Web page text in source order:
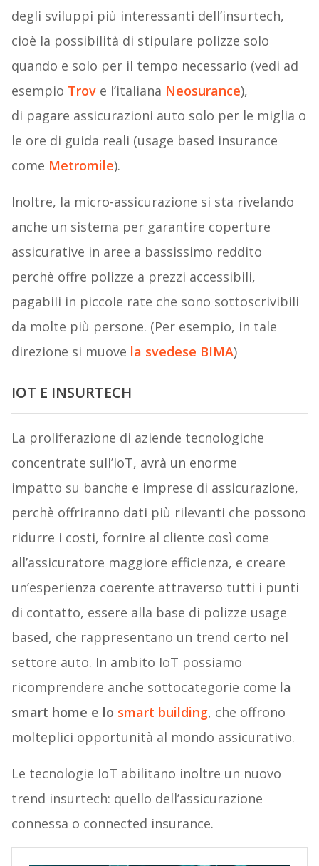
degli sviluppi più interessanti dell’insurtech,
cioè la possibilità di stipulare polizze solo
quando e solo per il tempo necessario (vedi ad
esempio Trove l’italiana Neosurance),
di pagare assicurazioni auto solo per le miglia o
le ore di guida reali (usage based insurance
come Metromile).
Inoltre, la micro-assicurazione si sta rivelando
anche un sistema per garantire coperture
assicurative in aree a bassissimo reddito
perchè offre polizze a prezzi accessibili,
pagabili in piccole rate che sono sottoscrivibili
da molte più persone. (Per esempio, in tale
direzione si muove la svedese BIMA)
IOT E INSURTECH
La proliferazione di aziende tecnologiche
concentrate sull’IoT, avrà un enorme
impatto su banche e imprese di assicurazione,
perchè offriranno dati più rilevanti che possono
ridurre i costi, fornire al cliente così come
all’assicuratore maggiore efficienza, e creare
un’esperienza coerente attraverso tutti i punti
di contatto, essere alla base di polizze usage
based, che rappresentano un trend certo nel
settore auto. In ambito IoT possiamo
ricomprendere anche sottocategorie come la
smart home e lo smart building, che offrono
molteplici opportunità al mondo assicurativo.
Le tecnologie IoT abilitano inoltre un nuovo
trend insurtech: quello dell’assicurazione
connessa o connected insurance.